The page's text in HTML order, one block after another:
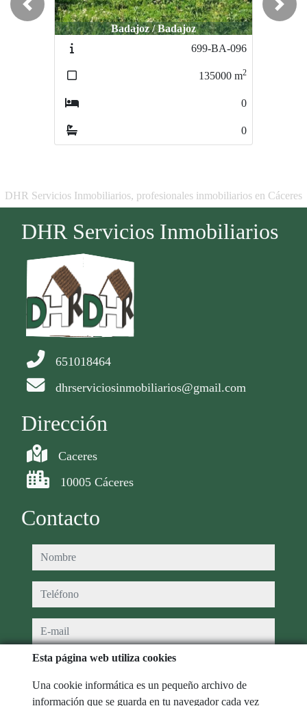
Badajoz / Badajoz
699-BA-096
135000m2
Badajoz / Badajoz
639-BA-082
1880000
Previous Next
DHR Servicios Inmobiliarios, profesionales inmobiliarios en Cáceres
DHR Servicios Inmobiliarios
651018464
dhrserviciosinmobiliarios@gmail.com
Dirección
Caceres
10005 Cáceres
Contacto
nombre
teléfono
e-mail
He leído y acepto las condiciones de uso y
mensaje
Esta página web utiliza cookies
Una cookie informática es un pequeño archivo de
información que se guarda en tu navegador cada vez